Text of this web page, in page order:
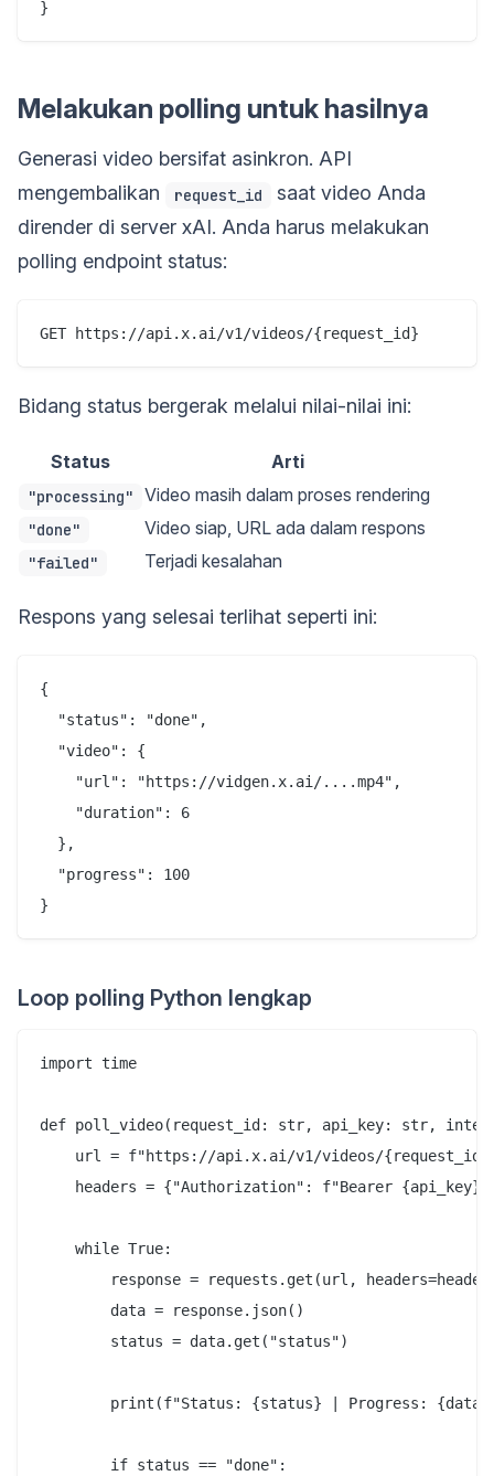
Melakukan polling untuk hasilnya
Generasi video bersifat asinkron. API
mengembalikan
request_id
saat video Anda
dirender di server xAI. Anda harus melakukan
polling endpoint status:
Bidang status bergerak melalui nilai-nilai ini:
Status Arti
"processing" Video masih dalam proses rendering
"done" Video siap, URL ada dalam respons
"failed" Terjadi kesalahan
Respons yang selesai terlihat seperti ini:
{
  "status": "done",
  "video": {
    "url": "https://vidgen.x.ai/....mp4",
    "duration": 6
  },
  "progress": 100
Loop polling Python lengkap
import time
def poll_video(request_id: str, api_key: str,
url = f"https://api.x.ai/v1/videos/
headers = {"Authorization": f"Bearer
    while True:
response = requests.get(url,
        data = response.json()
        status = data.get("status")
print(f"Status: {status} | Progress:
        if status == "done":